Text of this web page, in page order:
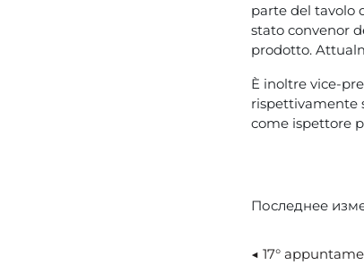
parte del tavolo
stato convenor
prodotto.
È inoltre vice-
rispettivamente
come ispettore
Последнее
◀︎ 17°